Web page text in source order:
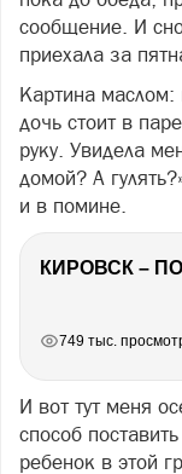
сообщение. И
приехала за
Картина маслом:
дочь стоит в
руку. Увидела
домой? А
и в помине.
749 тыс.
И вот тут меня
способ
ребенок в этой